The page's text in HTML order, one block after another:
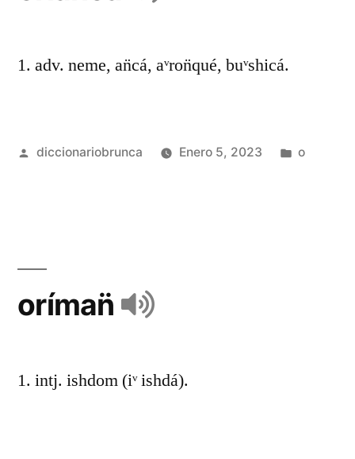
1. adv. neme, an̈cá, aᵛron̈qué, buᵛshicá.
diccionariobrunca Enero 5, 2023 o
oríman̈
1. intj. ishdom (iᵛ ishdá).